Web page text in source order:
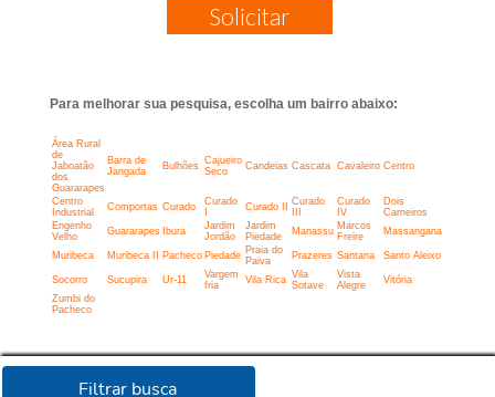
Filtrar busca
Solicitar
Para melhorar sua pesquisa, escolha um bairro abaixo:
Área Rural
de
Jaboatão
dos
Guararapes
Barra de
Jangada
Bulhões Cajueiro
Seco
Candeias Cascata Cavaleiro Centro
Centro
Industrial
Comportas Curado
Curado
Curado II
Curado
Curado
IV
Dois
Carneiros
Engenho
Velho
Guararapes Ibura
Jardim
Jordão
Jardim
Piedade
Manassu Marcos
Freire
Massangana
Muribeca Muribeca II Pacheco Piedade Praia do
Paiva
Prazeres Santana Santo Aleixo
Socorro Sucupira Ur-11
Vargem
fria
Vila Rica Vila
Sotave
Vista
Alegre
Vitória
Zumbi do
Pacheco